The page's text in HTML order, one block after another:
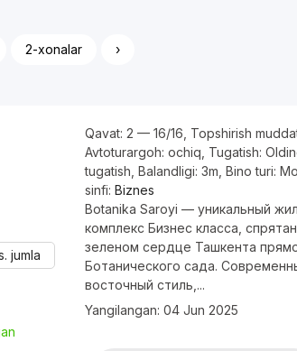
2-xonalar ›
jumla
Qavat: 2 — 16/16 Topshirish
Avtoturargoh: ochiq Tugatish:
tugatish Balandligi: 3m Bino turi:
sinfi: Biznes
Botanika Saroyi — уникальный
комплекс Бизнес класса,
зеленом сердце Ташкента
Ботанического сада.
восточный стиль,...
Yangilangan: 04 Jun 2025